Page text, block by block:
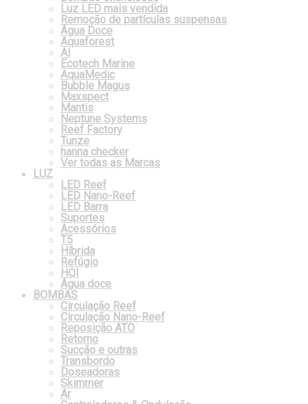
Luz LED mais vendida
Remoção de partículas suspensas
Água Doce
Aquaforest
AI
Ecotech Marine
AquaMedic
Bubble Magus
Maxspect
Mantis
Neptune Systems
Reef Factory
Tunze
hanna checker
Ver todas as Marcas
LUZ
LED Reef
LED Nano-Reef
LED Barra
Suportes
Acessórios
T5
Híbrida
Refúgio
HQI
Água doce
BOMBAS
Circulação Reef
Circulação Nano-Reef
Reposição ATO
Retorno
Sucção e outras
Transbordo
Doseadoras
Skimmer
Ar